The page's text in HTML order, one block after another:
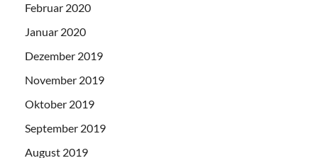
Februar 2020
Januar 2020
Dezember 2019
November 2019
Oktober 2019
September 2019
August 2019